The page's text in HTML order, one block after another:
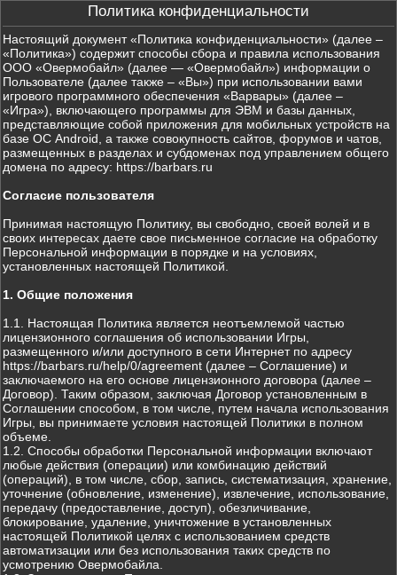
Политика конфиденциальности
Настоящий документ «Политика конфиденциальности» (далее –
«Политика») содержит способы сбора и правила использования
ООО «Овермобайл» (далее — «Овермобайл») информации о
Пользователе (далее также – «Вы») при использовании вами
игрового программного обеспечения «Варвары» (далее –
«Игра»), включающего программы для ЭВМ и базы данных,
представляющие собой приложения для мобильных устройств на
базе ОС Android, а также совокупность сайтов, форумов и чатов,
размещенных в разделах и субдоменах под управлением общего
домена по адресу: https://barbars.ru
Согласие пользователя
Принимая настоящую Политику, вы свободно, своей волей и в
своих интересах даете свое письменное согласие на обработку
Персональной информации в порядке и на условиях,
установленных настоящей Политикой.
1. Общие положения
1.1. Настоящая Политика является неотъемлемой частью
лицензионного соглашения об использовании Игры,
размещенного и/или доступного в сети Интернет по адресу
https://barbars.ru/help/0/agreement (далее – Соглашение) и
заключаемого на его основе лицензионного договора (далее –
Договор). Таким образом, заключая Договор установленным в
Соглашении способом, в том числе, путем начала использования
Игры, вы принимаете условия настоящей Политики в полном
объеме.
1.2. Способы обработки Персональной информации включают
любые действия (операции) или комбинацию действий
(операций), в том числе, сбор, запись, систематизация, хранение,
уточнение (обновление, изменение), извлечение, использование,
передачу (предоставление, доступ), обезличивание,
блокирование, удаление, уничтожение в установленных
настоящей Политикой целях с использованием средств
автоматизации или без использования таких средств по
усмотрению Овермобайла.